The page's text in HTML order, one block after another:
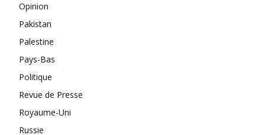
Opinion
Pakistan
Palestine
Pays-Bas
Politique
Revue de Presse
Royaume-Uni
Russie